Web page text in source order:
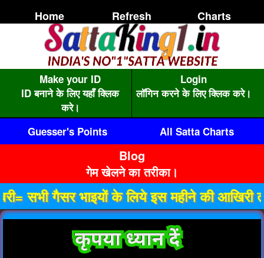
Home Refresh Charts
Make your ID
ID बनाने के लिए यहाँ क्लिक
करे।
Login
लॉगिन करने के लिए क्लिक करे।
Guesser's Points All Satta Charts
Blog
गेम खेलने का तरीका।
भाइयों के लिये इस महीने की आखिरी